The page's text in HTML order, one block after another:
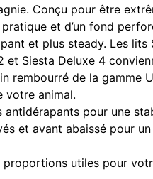
Conçu pour être
et d’un fond
et plus steady. Les
et Siesta Deluxe 4
rembourré de la gamme
votre animal.
pour une
et avant abaissé pour
utiles pour